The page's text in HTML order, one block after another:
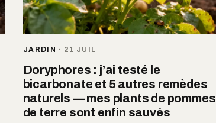
JARDIN · 21 JUIL
Doryphores : j’ai testé le
bicarbonate et 5 autres remèdes
naturels — mes plants de pommes
de terre sont enfin sauvés